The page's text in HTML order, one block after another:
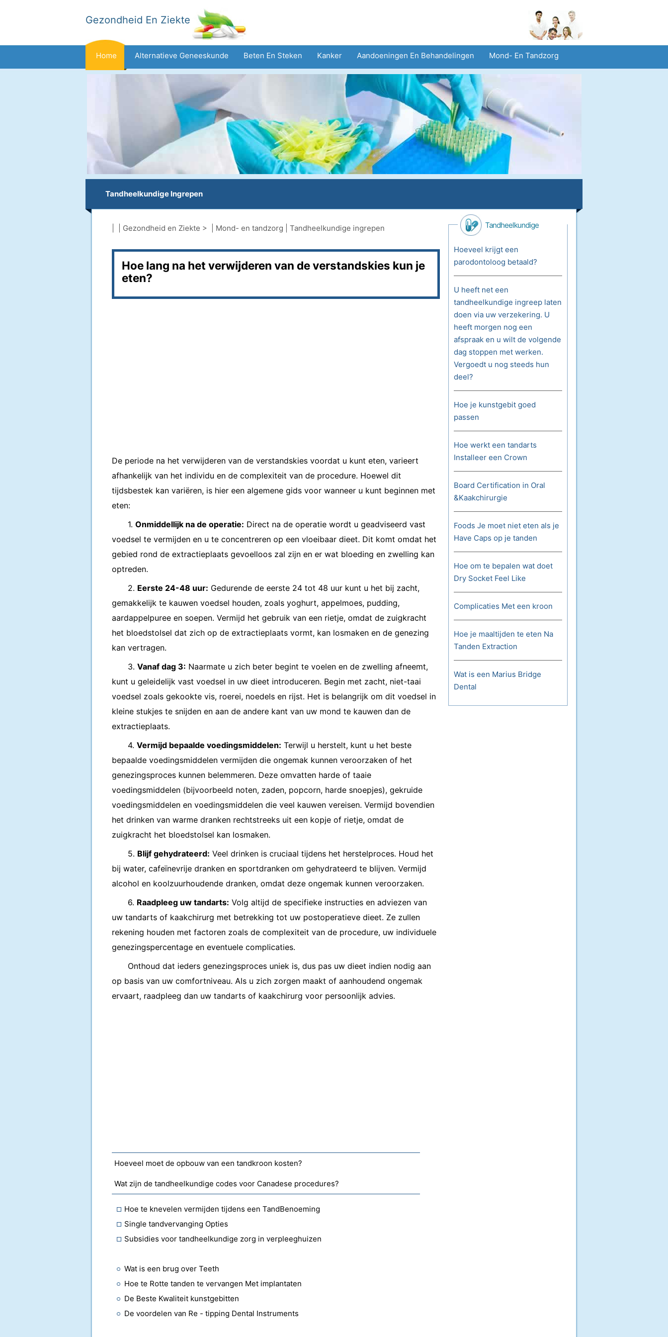
Gezondheid En Ziekte
Home Alternatieve Geneeskunde Beten En Steken Kanker Aandoeningen En Behandelingen Mond- En Tandzorg
Gezinsgezondheid Geestelijke Gezondheid Volksgezondheid En Veiligheid
Tandheelkundige Ingrepen
Gezondheid en Ziekte > | Mond- en tandzorg Tandheelkundige ingrepen
Hoe lang na het verwijderen van de verstandskies kun je
eten?
De periode na het verwijderen van de verstandskies voordat u kunt eten, varieert
afhankelijk van het individu en de complexiteit van de procedure. Hoewel dit
tijdsbestek kan variëren, is hier een algemene gids voor wanneer u kunt beginnen met
eten:
1. Onmiddellijk na de operatie: Direct na de operatie wordt u geadviseerd vast
voedsel te vermijden en u te concentreren op een vloeibaar dieet. Dit komt omdat het
gebied rond de extractieplaats gevoelloos zal zijn en er wat bloeding en zwelling kan
optreden.
2. Eerste 24-48 uur: Gedurende de eerste 24 tot 48 uur kunt u het bij zacht,
gemakkelijk te kauwen voedsel houden, zoals yoghurt, appelmoes, pudding,
aardappelpuree en soepen. Vermijd het gebruik van een rietje, omdat de zuigkracht
het bloedstolsel dat zich op de extractieplaats vormt, kan losmaken en de genezing
kan vertragen.
3. Vanaf dag 3: Naarmate u zich beter begint te voelen en de zwelling afneemt,
kunt u geleidelijk vast voedsel in uw dieet introduceren. Begin met zacht, niet-taai
voedsel zoals gekookte vis, roerei, noedels en rijst. Het is belangrijk om dit voedsel in
kleine stukjes te snijden en aan de andere kant van uw mond te kauwen dan de
extractieplaats.
4. Vermijd bepaalde voedingsmiddelen: Terwijl u herstelt, kunt u het beste
bepaalde voedingsmiddelen vermijden die ongemak kunnen veroorzaken of het
genezingsproces kunnen belemmeren. Deze omvatten harde of taaie
voedingsmiddelen (bijvoorbeeld noten, zaden, popcorn, harde snoepjes), gekruide
voedingsmiddelen en voedingsmiddelen die veel kauwen vereisen. Vermijd bovendien
het drinken van warme dranken rechtstreeks uit een kopje of rietje, omdat de
zuigkracht het bloedstolsel kan losmaken.
5. Blijf gehydrateerd: Veel drinken is cruciaal tijdens het herstelproces. Houd het
bij water, cafeïnevrije dranken en sportdranken om gehydrateerd te blijven. Vermijd
alcohol en koolzuurhoudende dranken, omdat deze ongemak kunnen veroorzaken.
6. Raadpleeg uw tandarts: Volg altijd de specifieke instructies en adviezen van
uw tandarts of kaakchirurg met betrekking tot uw postoperatieve dieet. Ze zullen
rekening houden met factoren zoals de complexiteit van de procedure, uw individuele
genezingspercentage en eventuele complicaties.
Onthoud dat ieders genezingsproces uniek is, dus pas uw dieet indien nodig aan
op basis van uw comfortniveau. Als u zich zorgen maakt of aanhoudend ongemak
ervaart, raadpleeg dan uw tandarts of kaakchirurg voor persoonlijk advies.
Hoeveel moet de opbouw van een tandkroon kosten?
Wat zijn de tandheelkundige codes voor Canadese procedures?
Hoe te knevelen vermijden tijdens een TandBenoeming
Single tandvervanging Opties
Subsidies voor tandheelkundige zorg in verpleeghuizen
Wat is een brug over Teeth
Hoe te Rotte tanden te vervangen Met implantaten
De Beste Kwaliteit kunstgebitten
De voordelen van Re - tipping Dental Instruments
Tandheelkundige
Ingrepen
Hoeveel krijgt een
parodontoloog betaald?
U heeft net een
tandheelkundige ingreep laten
doen via uw verzekering. U
heeft morgen nog een
afspraak en u wilt de volgende
dag stoppen met werken.
Vergoedt u nog steeds hun
deel?
Hoe je kunstgebit goed
passen
Hoe werkt een tandarts
Installeer een Crown
Board Certification in Oral
&Kaakchirurgie
Foods Je moet niet eten als je
Have Caps op je tanden
Hoe om te bepalen wat doet
Dry Socket Feel Like
Complicaties Met een kroon
Hoe je maaltijden te eten Na
Tanden Extraction
Wat is een Marius Bridge
Dental